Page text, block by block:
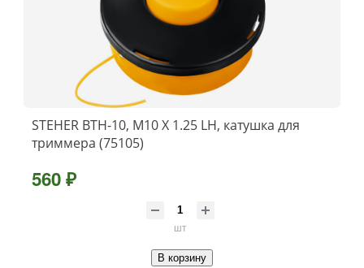
STEHER BTH-10, М10 Х 1.25 LH, катушка для
триммера (75105)
560 ₽
шт
В корзину